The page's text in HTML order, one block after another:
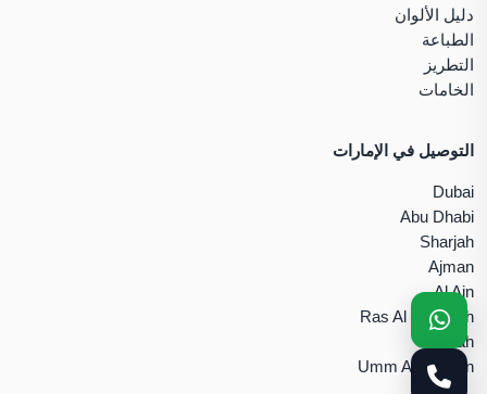
دليل الألوان
الطباعة
التطريز
الخامات
التوصيل في الإمارات
Dubai
Abu Dhabi
Sharjah
Ajman
Al Ain
Ras Al Khaimah
Fujairah
Umm Al Quwain